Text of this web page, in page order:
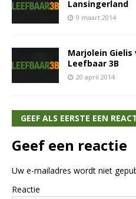
Lansingerland
9 maart 2014
Marjolein
Leefbaar 3B
20 april 2014
GEEF ALS EERSTE EEN
Geef een reactie
Uw e-mailadres wordt niet
Reactie